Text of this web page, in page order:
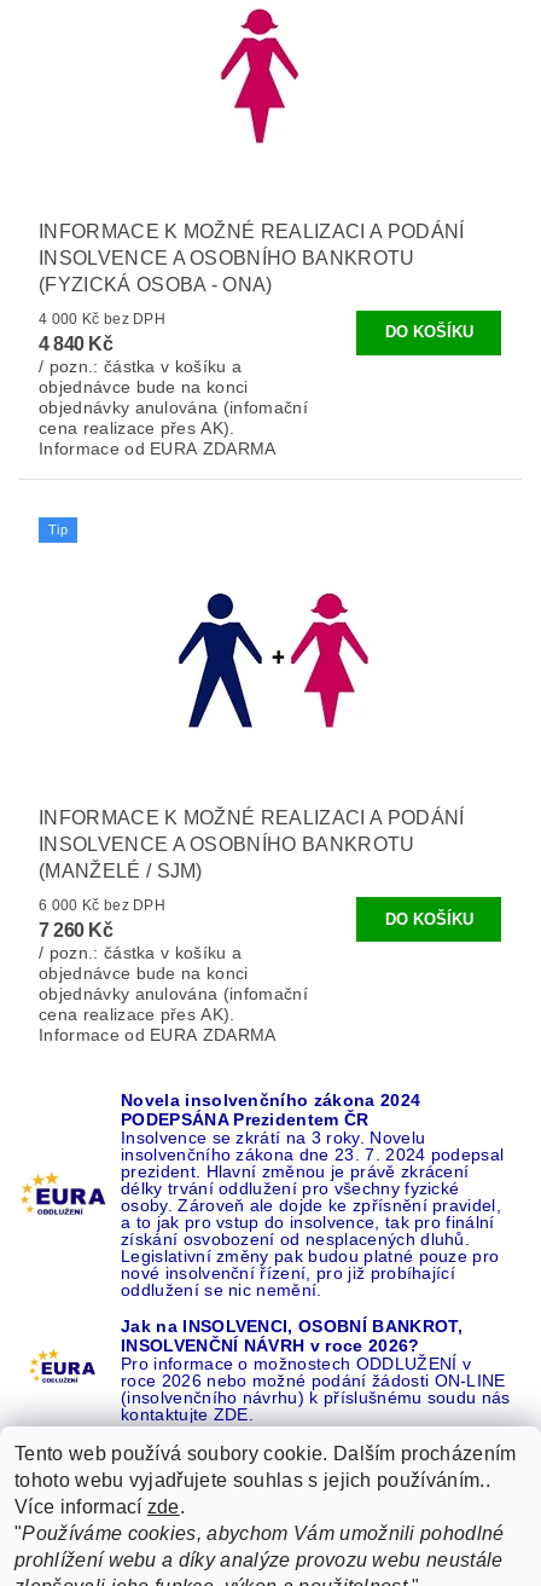
INFORMACE K MOŽNÉ REALIZACI A PODÁNÍ
INSOLVENCE A OSOBNÍHO BANKROTU
(FYZICKÁ OSOBA - ONA)
4 000 Kč bez DPH
4 840 Kč
/ pozn.: částka v košíku a
objednávce bude na konci
objednávky anulována (infomační
cena realizace přes AK).
Informace od EURA ZDARMA
Tip
INFORMACE K MOŽNÉ REALIZACI A PODÁNÍ
INSOLVENCE A OSOBNÍHO BANKROTU
(MANŽELÉ / SJM)
6 000 Kč bez DPH
7 260 Kč
/ pozn.: částka v košíku a
objednávce bude na konci
objednávky anulována (infomační
cena realizace přes AK).
Informace od EURA ZDARMA
Novela insolvenčního zákona 2024
PODEPSÁNA Prezidentem ČR
Insolvence se zkrátí na 3 roky. Novelu
insolvenčního zákona dne 23. 7. 2024 podepsal
prezident. Hlavní změnou je právě zkrácení
délky trvání oddlužení pro všechny fyzické
osoby. Zároveň ale dojde ke zpřísnění pravidel,
a to jak pro vstup do insolvence, tak pro finální
získání osvobození od nesplacených dluhů.
Legislativní změny pak budou platné pouze pro
nové insolvenční řízení, pro již probíhající
oddlužení se nic nemění.
Jak na INSOLVENCI, OSOBNÍ BANKROT,
INSOLVENČNÍ NÁVRH v roce 2026?
Pro informace o možnostech ODDLUŽENÍ v
roce 2026 nebo možné podání žádosti ON-LINE
(insolvenčního návrhu) k příslušnému soudu nás
kontaktujte ZDE.
Recenze o NÁS na GOOGLE 16 let REFERENCÍ v celé ČR |
Recenze o NÁS na SEZNAMU |
ŽÁDEJTE život BEZ DLUHŮ nebo EXEKUCÍ ZDE
Tento web používá soubory cookie. Dalším procházením
tohoto webu vyjadřujete souhlas s jejich používáním..
Více informací zde.
"Používáme cookies, abychom Vám umožnili pohodlné
prohlížení webu a díky analýze provozu webu neustále